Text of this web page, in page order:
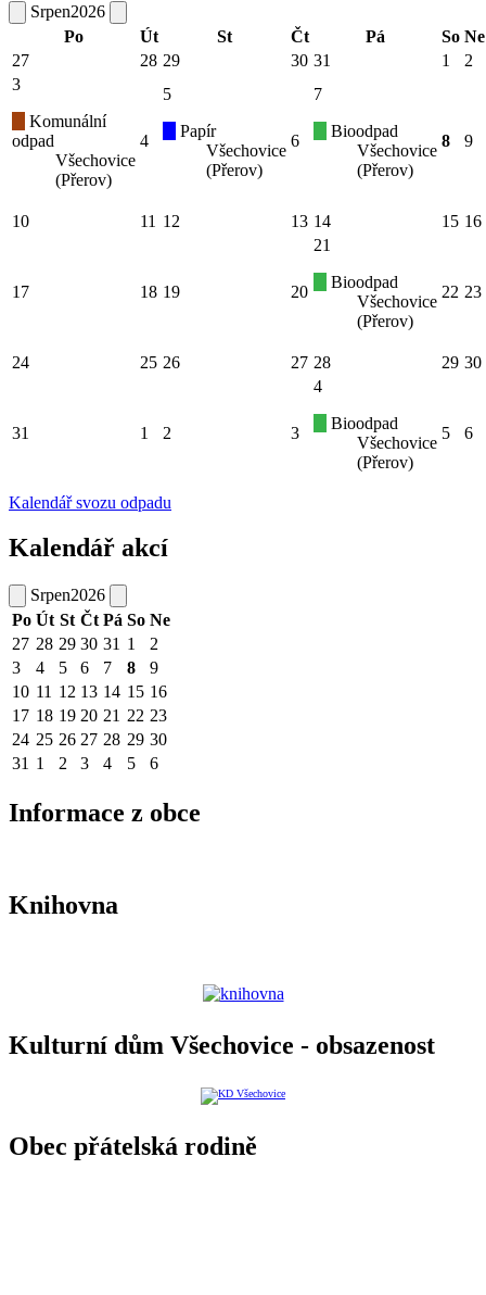
Srpen2026
Po
Út St Čt Pá So Ne
27
28 29 30 31 1
2
3
Komunální
odpad
Všechovice
(Přerov)
4
5
Papír
Všechovice
(Přerov)
6
7
Bioodpad
Všechovice
(Přerov)
8 9
10 11 12 13 14 15 16
17 18 19 20
21
Bioodpad
Všechovice
(Přerov)
22 23
24 25 26 27 28 29 30
31 1 2 3
4
Bioodpad
Všechovice
(Přerov)
5 6
Kalendář svozu odpadu
Kalendář akcí
Srpen2026
Po Út St Čt Pá So Ne
27 28 29 30 31 1
2
3
4 5 6 7 8
9
10 11 12 13 14 15 16
17 18 19 20 21 22 23
24 25 26 27 28 29 30
31 1 2 3 4 5 6
Informace z obce
Knihovna
Kulturní dům Všechovice - obsazenost
Obec přátelská rodině